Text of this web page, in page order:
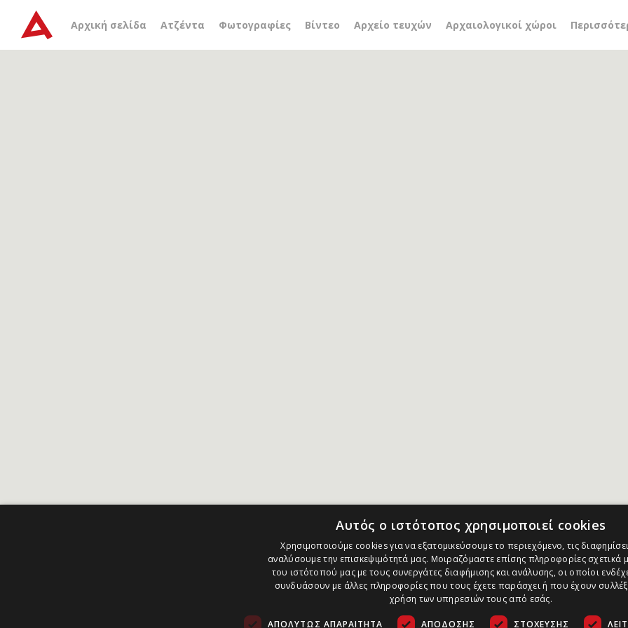
Αρχική σελίδα Ατζέντα Φωτογραφίες Βίντεο Αρχείο τευχών Αρχαιολογικοί χώροι
Αρχείο ετικέτας John Twedell
Αυτός ο ιστότοπος χρησιμοποιεί cookies
Χρησιμοποιούμε cookies για να εξατομικεύσουμε το περιεχόμενο, τις
αναλύσουμε την επισκεψιμότητά μας. Μοιραζόμαστε επίσης πληροφορίες σχετικά
του ιστότοπού μας με τους συνεργάτες διαφήμισης και ανάλυσης, οι οποίοι
συνδυάσουν με άλλες πληροφορίες που τους έχετε παράσχει ή που έχουν
χρήση των υπηρεσιών τους από εσάς.
ΑΠΟΛΎΤΩΣ ΑΠΑΡΑΊΤΗΤΑ ΑΠΌΔΟΣΗΣ ΣΤΌΧΕΥΣΗΣ